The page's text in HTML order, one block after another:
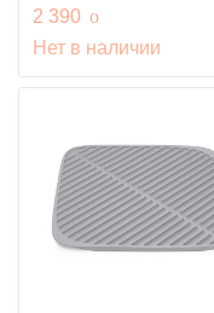
2 390 руб.
o
Нет в наличии